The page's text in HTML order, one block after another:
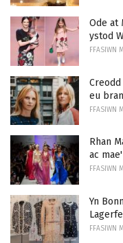
Ode at
ystod
FFASIWN
eu
FFASIWN
Rhan
ac
FFASIWN
Yn
FFASIWN